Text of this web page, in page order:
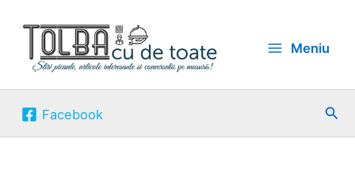
content
Meniu
Facebook